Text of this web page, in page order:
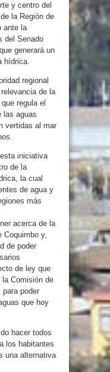
y centro del
la Región de
ante la
del Senado
generará un
hídrica.
regional
de la
regula el
las aguas
vertidas al mar
iniciativa
de la
la cual
de agua y
más
acerca de la
Coquimbo y,
de poder
de ley que
Comisión de
para poder
que hoy
hacer todos
los habitantes
una alternativa